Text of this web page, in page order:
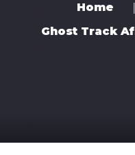
Home
Ghost Track